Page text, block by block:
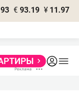
€ 93.19 ¥ 11.97